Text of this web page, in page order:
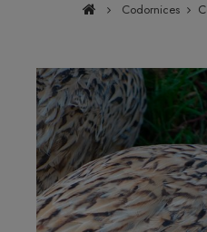
Codornices